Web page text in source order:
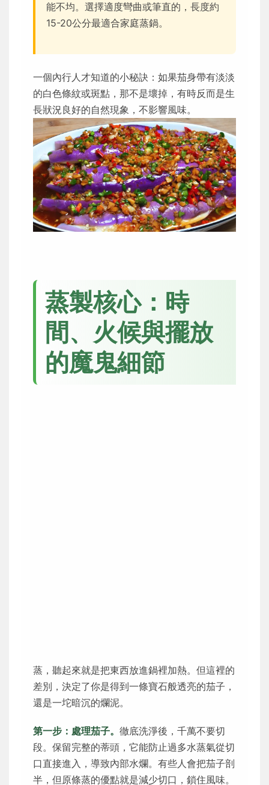
能不均。選擇適度彎曲或筆直的，長度約
15-20公分最適合家庭蒸鍋。
一個內行人才知道的小秘訣：如果茄身帶有淡淡
的白色條紋或斑點，那不是壞掉，有時反而是生
長狀況良好的自然現象，不影響風味。
蒸製核心：時
間、火候與擺放
的魔鬼細節
蒸，聽起來就是把東西放進鍋裡加熱。但這裡的
差別，決定了你是得到一條寶石般透亮的茄子，
還是一坨暗沉的爛泥。
第一步：處理茄子。 徹底洗淨後，千萬不要切
段。保留完整的蒂頭，它能防止過多水蒸氣從切
口直接進入，導致內部水爛。有些人會把茄子剖
半，但原條蒸的優點就是減少切口，鎖住風味。